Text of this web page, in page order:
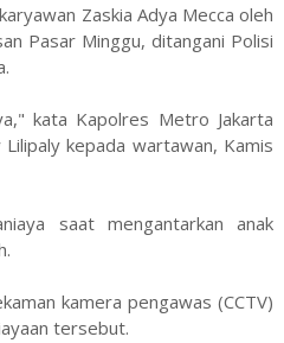
Zaskia Adya Mecca oleh
Pasar Minggu, ditangani Polisi
kata Kapolres Metro Jakarta
kepada wartawan, Kamis
saat mengantarkan anak
kamera pengawas (CCTV)
tersebut.